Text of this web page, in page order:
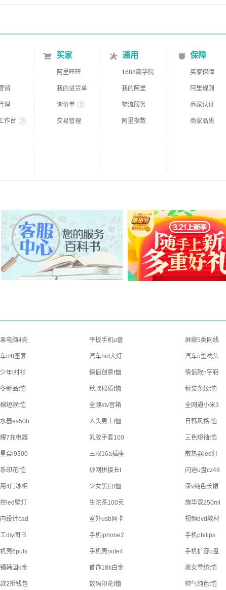
销
理
作台
买家
阿里旺旺
我的进货单
询价单
交易管理
通用
1688商学院
我的阿里
物流服务
阿里指数
保障
买家保障
阿里规则
商家认证
商家品质
电脑4壳 平板手机u盘 屏蔽5类网线
c4l座套 汽车hid大灯 汽车u型枕头
年t衬衫 情侣创意t恤 情侣款n字鞋
新品t恤 秋款棉质t恤 秋装条纹t恤
短款t恤 全频ktv音箱 全网通小米3
器es50h 人头男士t恤 日韩风格t恤
7充电器 乳胶手套100 三色短袖t恤
套i9300 三眼16a插座 散热器led灯
印花t恤 纱网拼接长t 闪迪u盘cz48
4门冰柜 少女黑白t恤 深v纯色长裙
led壁灯 生沱茶100克 施华蔻250ml
设计cad 室外usb网卡 视频dvd教材
diy图书 手机iphone2 手机philips
壳6puls 手机壳note4 手机扩容u盘
韩国k金 首饰18k白金 淑女雪纺t恤
2折钱包 数码印花t恤 帅气纯色t恤